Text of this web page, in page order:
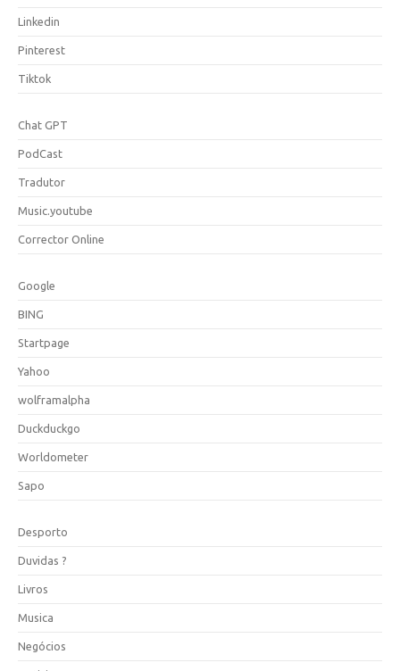
Linkedin
Pinterest
Tiktok
Chat GPT
PodCast
Tradutor
Music.youtube
Corrector Online
Google
BING
Startpage
Yahoo
wolframalpha
Duckduckgo
Worldometer
Sapo
Desporto
Duvidas ?
Livros
Musica
Negócios